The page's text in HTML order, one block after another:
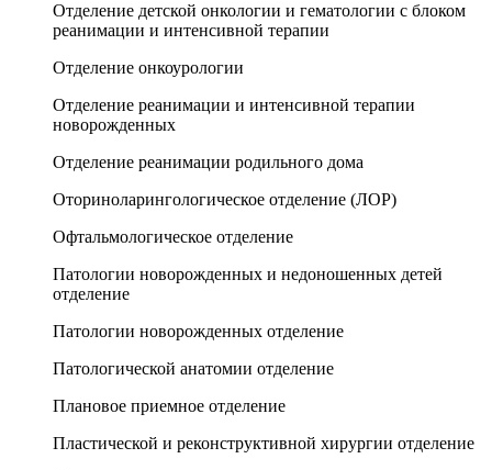
Отделение детской онкологии и гематологии с блоком
реанимации и интенсивной терапии
Отделение онкоурологии
Отделение реанимации и интенсивной терапии
новорожденных
Отделение реанимации родильного дома
Оториноларингологическое отделение (ЛОР)
Офтальмологическое отделение
Патологии новорожденных и недоношенных детей
отделение
Патологии новорожденных отделение
Патологической анатомии отделение
Плановое приемное отделение
Пластической и реконструктивной хирургии отделение